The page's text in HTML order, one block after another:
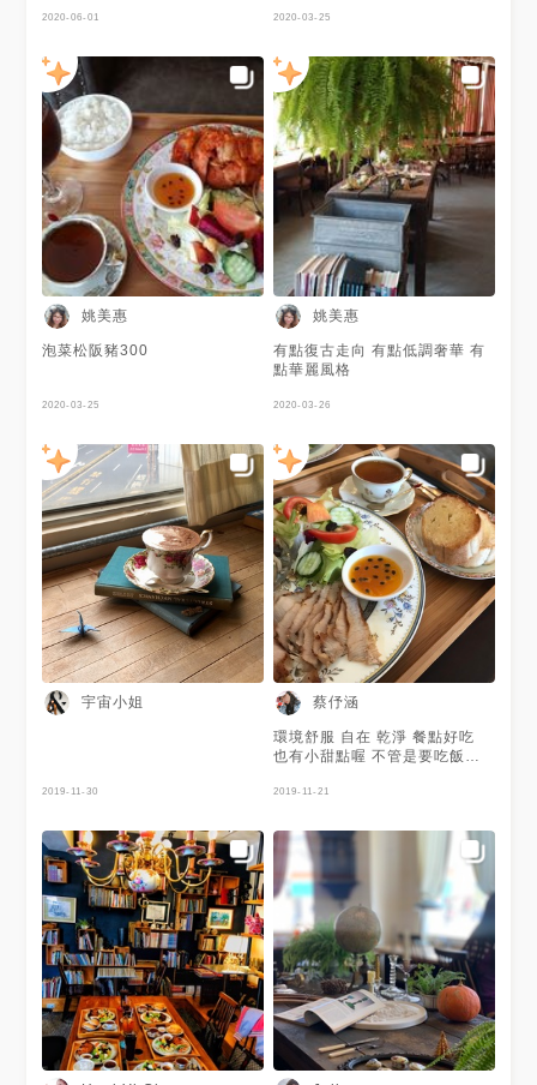
2020-06-01 2020-03-25
姚美惠
泡菜松阪豬300
2020-03-25
姚美惠
有點復古走向 有點低調奢華 有
點華麗風格
2020-03-26
宇宙小姐
2019-11-30
蔡伃涵
環境舒服 自在 乾淨 餐點好吃
也有小甜點喔 不管是要吃飯還
在3F喔 建議把車停在新光三越
2019-11-21